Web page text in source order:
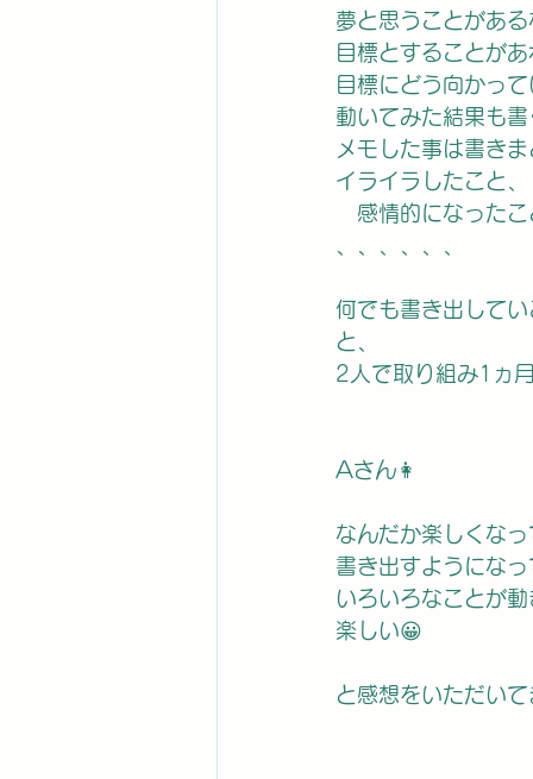
夢と思うことがあ
目標とすることが
目標にどう向かっ
動いてみた結果も書
メモした事は書き
イライラしたこと、
感情的になったこ
何でも書き出してい
と、
2人で取り組み1ヵ
Aさん👩
なんだか楽しくな
書き出すようにな
いろいろなことが
楽しい😀
と感想をいただい